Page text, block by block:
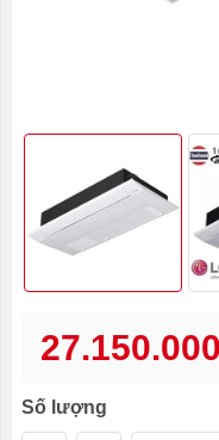
Số lượng